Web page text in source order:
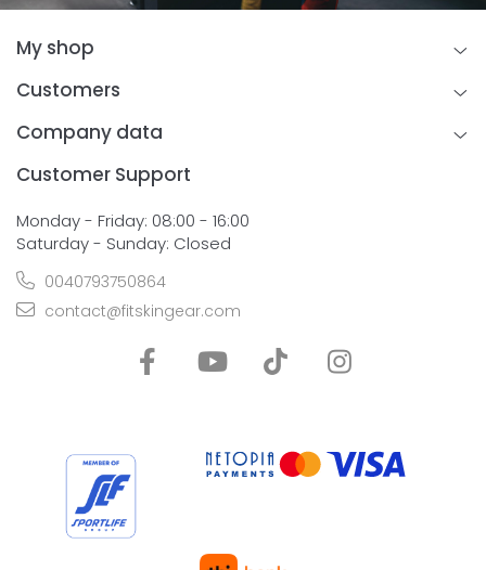
My shop
Customers
Company data
Customer Support
Monday - Friday: 08:00 - 16:00
Saturday - Sunday: Closed
0040793750864
contact@fitskingear.com